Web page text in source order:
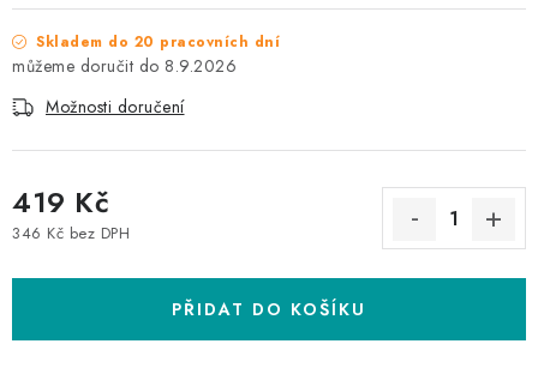
Skladem do 20 pracovních dní
8.9.2026
Možnosti doručení
419 Kč
346 Kč bez DPH
PŘIDAT DO KOŠÍKU